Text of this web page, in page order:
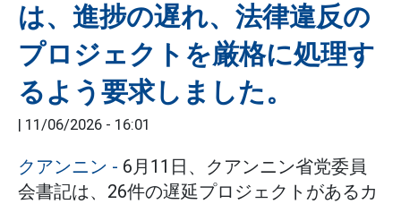
は、進捗の遅れ、法律違反の
プロジェクトを厳格に処理す
るよう要求しました。
| 11/06/2026 - 16:01
クアンニン - 6月11日、クアンニン省党委員
会書記は、26件の遅延プロジェクトがあるカ